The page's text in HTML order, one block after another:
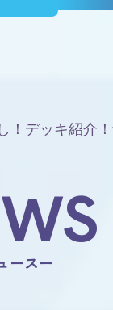
！デッキ紹介
ースー